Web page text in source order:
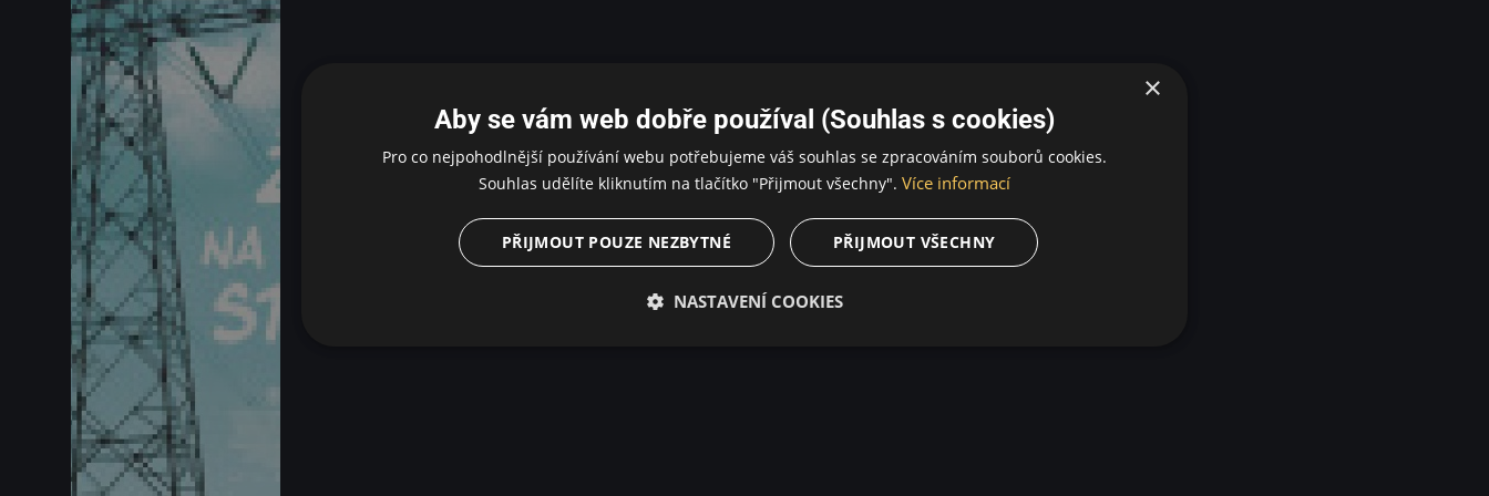
×
Aby se vám web dobře používal (Souhlas s cookies)
Pro co nejpohodlnější používání webu potřebujeme váš souhlas se zpracováním souborů cookies.
Souhlas udělíte kliknutím na tlačítko "Přijmout všechny". Více informací
PŘIJMOUT VŠECHNY
PŘIJMOUT POUZE NEZBYTNÉ
NASTAVENÍ COOKIES